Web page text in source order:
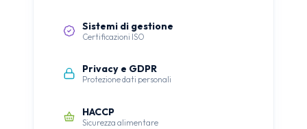
Sistemi di gestione
Certificazioni ISO
Privacy e GDPR
Protezione dati personali
HACCP
Sicurezza alimentare